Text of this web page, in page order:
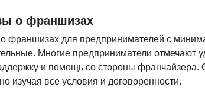
о франшизах
франшизах для предпринимателей с
Многие предприниматели отмечают
и помощь со стороны
изучая все условия и договоренности.